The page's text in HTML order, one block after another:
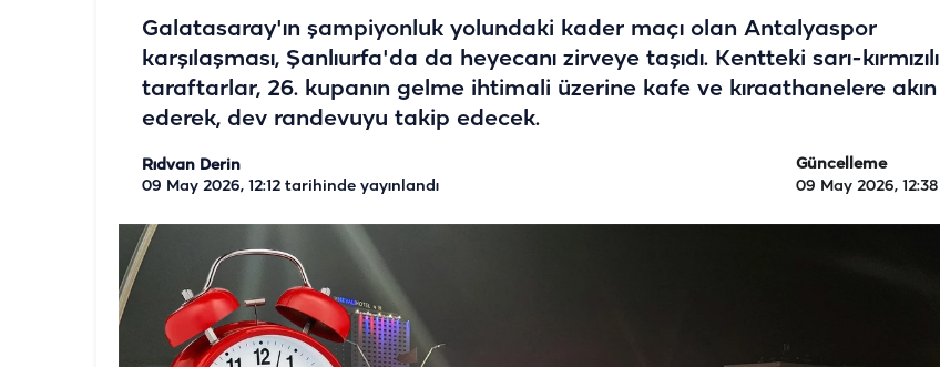
Galatasaray'ın şampiyonluk yolundaki kader maçı olan Antalyaspor
karşılaşması, Şanlıurfa'da da heyecanı zirveye taşıdı. Kentteki sarı-kırmızılı
taraftarlar, 26. kupanın gelme ihtimali üzerine kafe ve kıraathanelere akın
ederek, dev randevuyu takip edecek.
Rıdvan Derin
09 May 2026, 12:12 tarihinde yayınlandı
Güncelleme
09 May 2026, 12:38